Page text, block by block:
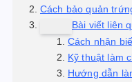
Cách bảo quản
Bài viết liên
Cách nhận
Kỹ thuật làm
Hướng dẫn